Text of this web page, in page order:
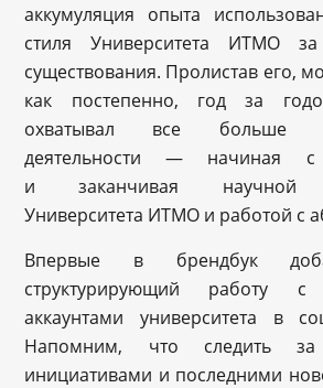
аккумуляция опыта
стиля Университета ИТМО
существования. Пролистав его,
как постепенно, год за
охватывал все больше
деятельности — начиная
и заканчивая научной
Университета ИТМО и работой с
Впервые в брендбук
структурирующий работу с
аккаунтами университета в
Напомним, что следить за
инициативами и последними